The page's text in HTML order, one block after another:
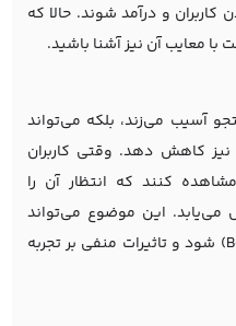
و درآمد شوند. حالا که
آسیب می‌زند، بلکه می‌تواند
نیز کاهش دهد. وقتی کاربران
کنند که انتظار آن را
می‌یابد. این موضوع می‌تواند
باعث افزایش نرخ پرش (Bounce Rate) شود و تاثیرات منفی بر تجربه